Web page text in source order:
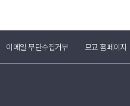
이메일 무단수집거부 모교 홈페이지